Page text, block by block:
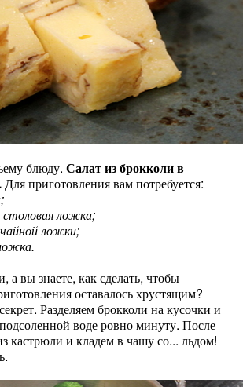
блюду. Салат из брокколи в
Для приготовления вам потребуется:
ложка;
ложки;
а вы знаете, как сделать, чтобы
оставалось хрустящим?
Разделяем брокколи на кусочки и
воде ровно минуту. После
кастрюли и кладем в чашу со... льдом!